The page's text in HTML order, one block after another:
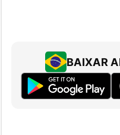
BAIXAR